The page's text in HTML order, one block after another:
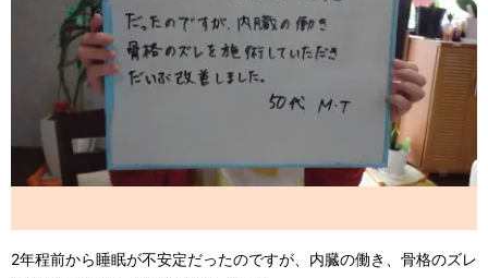
2年程前から睡眠が不安定だったのですが、内臓の働き、骨格のズレ